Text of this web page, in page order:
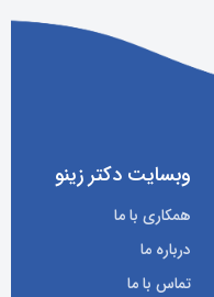
وبسایت دکتر زینو
همکاری با ما
درباره ما
تماس با ما